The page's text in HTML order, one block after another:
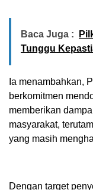
Baca Juga :
Tunggu
Ia menambahkan,
berkomitmen
memberikan
masyarakat,
yang masih
Dengan target